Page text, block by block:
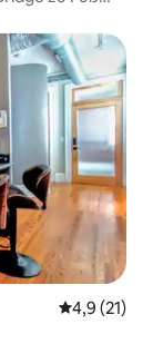
4,9 (21)